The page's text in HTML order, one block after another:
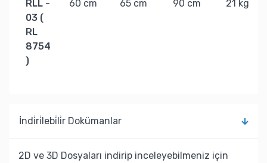
RLL -
03 (
RL
8754
)
60 cm 65 cm 90 cm 21 kg
İndi̇ri̇lebi̇li̇r Dokümanlar
2D ve 3D Dosyaları indirip inceleyebilmeniz için